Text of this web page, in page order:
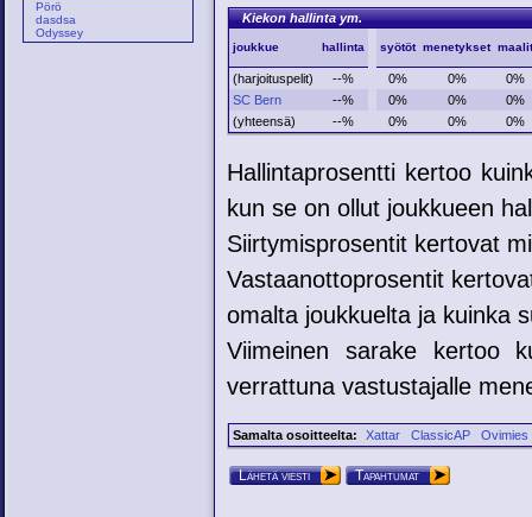
Pörö
dasdsa
Odyssey
Kiekon hallinta ym.
joukkue hallinta syötöt menetykset maalit
(harjoituspelit) --% 0% 0%
0%
SC Bern
--% 0% 0%
0%
(yhteensä)
--% 0% 0% 0%
Hallintaprosentti kertoo
kun se on ollut joukkueen
Siirtymisprosentit kertovat
Vastaanottoprosentit
omalta joukkuelta ja kuinka
Viimeinen sarake kertoo
verrattuna vastustajalle
Samalta osoitteelta: Xattar ClassicAP Ovimies
Lähetä viesti Tapahtumat